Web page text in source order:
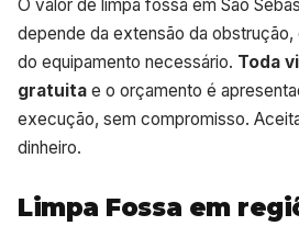
O valor de limpa fossa em São
depende da extensão da
do equipamento necessário. Toda
gratuita e o orçamento é
execução, sem compromisso.
dinheiro.
Limpa Fossa em